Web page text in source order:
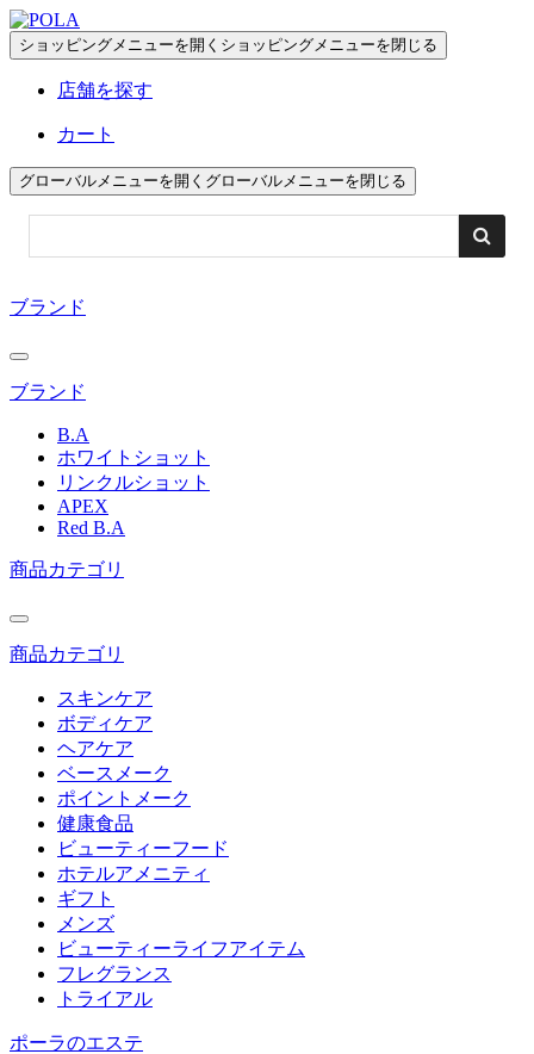
ペ
ー
で
す
ン
リ
へ
ショッピングメニューを開く ショッピングメニューを閉じる
店舗を探す
カート
グローバルメニューを開く グローバルメニューを閉じる
ブランド
ブランド
B.A
ホワイトショット
リンクルショット
APEX
Red B.A
商品カテゴリ
商品カテゴリ
スキンケア
ボディケア
ヘアケア
ベースメーク
ポイントメーク
健康食品
ビューティーフード
ホテルアメニティ
ギフト
メンズ
ビューティーライフアイテム
フレグランス
トライアル
ポーラのエステ